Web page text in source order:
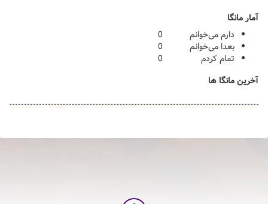
آمار مانگا
دارم می‌خوانم
0
بعدا می‌خوانم
0
تمام کردم
0
آخرین مانگا ها